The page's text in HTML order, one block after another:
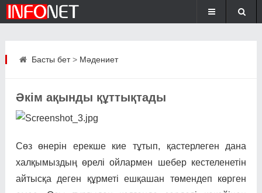
Басты бет> Мәдениет
Әкім ақынды құттықтады
Сөз өнерін ерекше кие тұтып, қастерлеген дана
халқымыздың өрелі ойлармен шебер кестеленетін
айтысқа деген құрметі ешқашан төмендеп көрген